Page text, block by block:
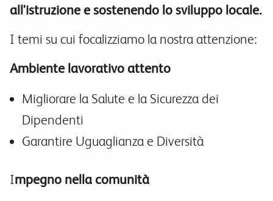
all'istruzione e sostenendo lo sviluppo locale.
I temi su cui focalizziamo la nostra attenzione:
Ambiente lavorativo attento
Migliorare la Salute e la Sicurezza dei
Dipendenti
Garantire Uguaglianza e Diversità
Impegno nella comunità